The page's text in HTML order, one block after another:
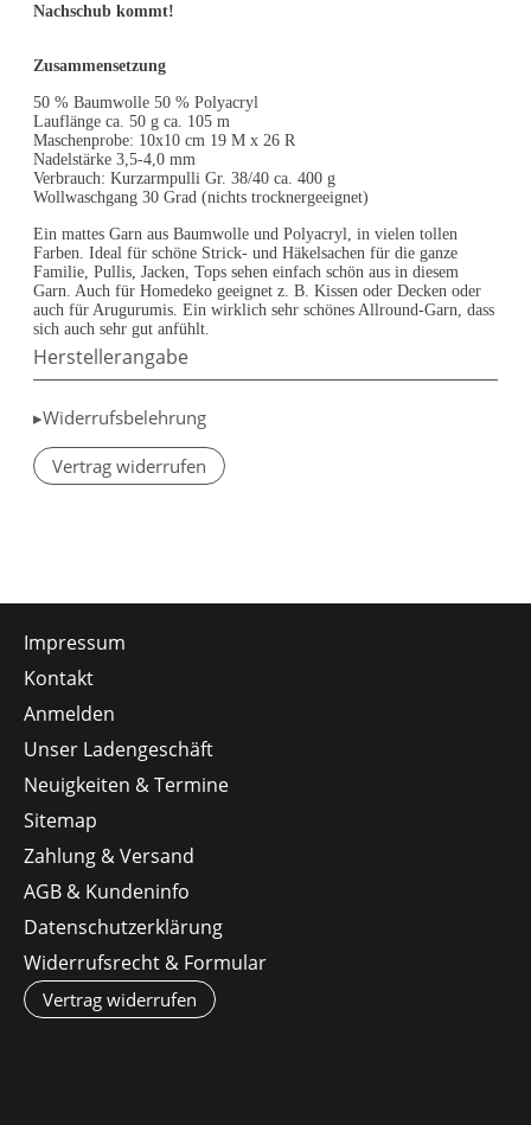
Nachschub kommt!
Zusammensetzung
50 % Baumwolle 50 % Polyacryl
Lauflänge ca. 50 g ca. 105 m
Maschenprobe: 10x10 cm 19 M x 26 R
Nadelstärke 3,5-4,0 mm
Verbrauch: Kurzarmpulli Gr. 38/40 ca. 400 g
Wollwaschgang 30 Grad (nichts trocknergeeignet)
Ein mattes Garn aus Baumwolle und Polyacryl, in vielen tollen
Farben. Ideal für schöne Strick- und Häkelsachen für die ganze
Familie, Pullis, Jacken, Tops sehen einfach schön aus in diesem
Garn. Auch für Homedeko geeignet z. B. Kissen oder Decken oder
auch für Arugurumis. Ein wirklich sehr schönes Allround-Garn, dass
sich auch sehr gut anfühlt.
Herstellerangabe
▸Widerrufsbelehrung
Vertrag widerrufen
Impressum
Kontakt
Anmelden
Unser Ladengeschäft
Neuigkeiten & Termine
Sitemap
Zahlung & Versand
AGB & Kundeninfo
Datenschutzerklärung
Widerrufsrecht & Formular
Vertrag widerrufen